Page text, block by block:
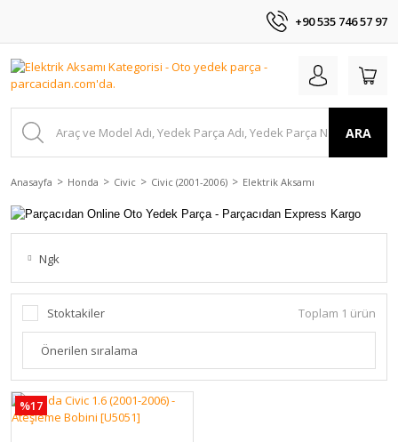
+90 535 746 57 97
ARA
Anasayfa Honda Civic Civic (2001-2006) Elektrik Aksamı
Ngk
Stoktakiler Toplam 1 ürün
%17